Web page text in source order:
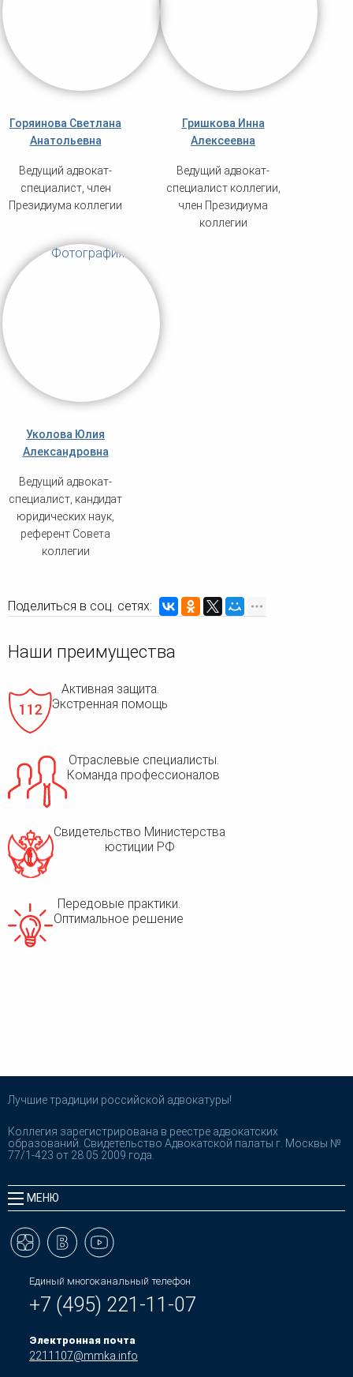
Горяинова Светлана
Анатольевна
Ведущий адвокат-
специалист, член
Президиума коллегии
Гришкова Инна
Алексеевна
Ведущий адвокат-
специалист коллегии,
член Президиума
коллегии
Уколова Юлия
Александровна
Ведущий адвокат-
специалист, кандидат
юридических наук,
референт Совета
коллегии
Поделиться в соц. сетях:
Наши преимущества
Активная защита.
Экстренная помощь
Отраслевые специалисты.
Команда профессионалов
Свидетельство Министерства
юстиции РФ
Передовые практики.
Оптимальное решение
Лучшие традиции российской адвокатуры!
Коллегия зарегистрирована в реестре адвокатских
образований. Свидетельство Адвокатской палаты г. Москвы №
77/1-423 от 28.05.2009 года.
МЕНЮ
Единый многоканальный телефон
+7 (495) 221-11-07
Электронная почта
2211107@mmka.info